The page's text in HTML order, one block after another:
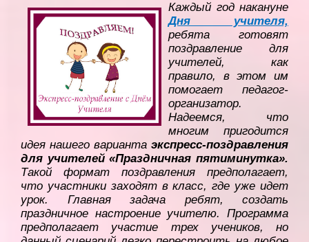
Каждый год накануне
Дня учителя,
ребята готовят
поздравление для
учителей, как
правило, в этом им
помогает педагог-
организатор.
Надеемся, что
многим пригодится
идея нашего варианта экспресс-поздравления
для учителей «Праздничная пятиминутка».
Такой формат поздравления предполагает,
что участники заходят в класс, где уже идет
урок. Главная задача ребят, создать
праздничное настроение учителю. Программа
предполагает участие трех учеников, но